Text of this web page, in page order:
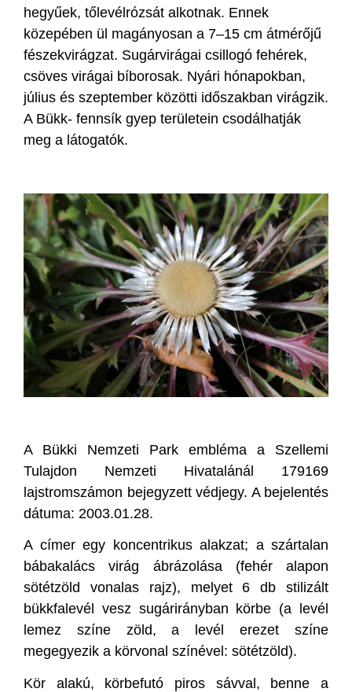
hegyűek, tőlevélrózsát alkotnak. Ennek
közepében ül magányosan a 7–15 cm átmérőjű
fészekvirágzat. Sugárvirágai csillogó fehérek,
csöves virágai bíborosak. Nyári hónapokban,
július és szeptember közötti időszakban virágzik.
A Bükk- fennsík gyep területein csodálhatják
meg a látogatók.
A Bükki Nemzeti Park embléma a Szellemi
Tulajdon Nemzeti Hivatalánál 179169
lajstromszámon bejegyzett védjegy. A bejelentés
dátuma: 2003.01.28.
A címer egy koncentrikus alakzat; a szártalan
bábakalács virág ábrázolása (fehér alapon
sötétzöld vonalas rajz), melyet 6 db stilizált
bükkfalevél vesz sugárirányban körbe (a levél
lemez színe zöld, a levél erezet színe
megegyezik a körvonal színével: sötétzöld).
Kör alakú, körbefutó piros sávval, benne a